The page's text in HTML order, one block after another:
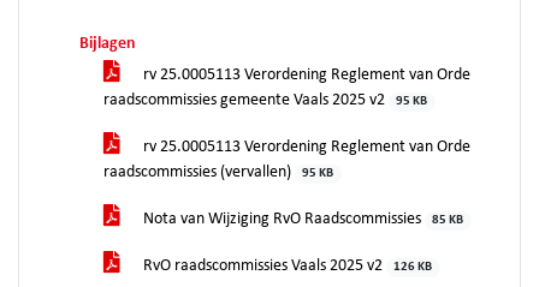
Bijlagen
rv 25.0005113 Verordening Reglement van Orde
raadscommissies gemeente Vaals 2025 v2
95 KB
rv 25.0005113 Verordening Reglement van Orde
raadscommissies (vervallen)
95 KB
Nota van Wijziging RvO Raadscommissies 85 KB
RvO raadscommissies Vaals 2025 v2 126 KB